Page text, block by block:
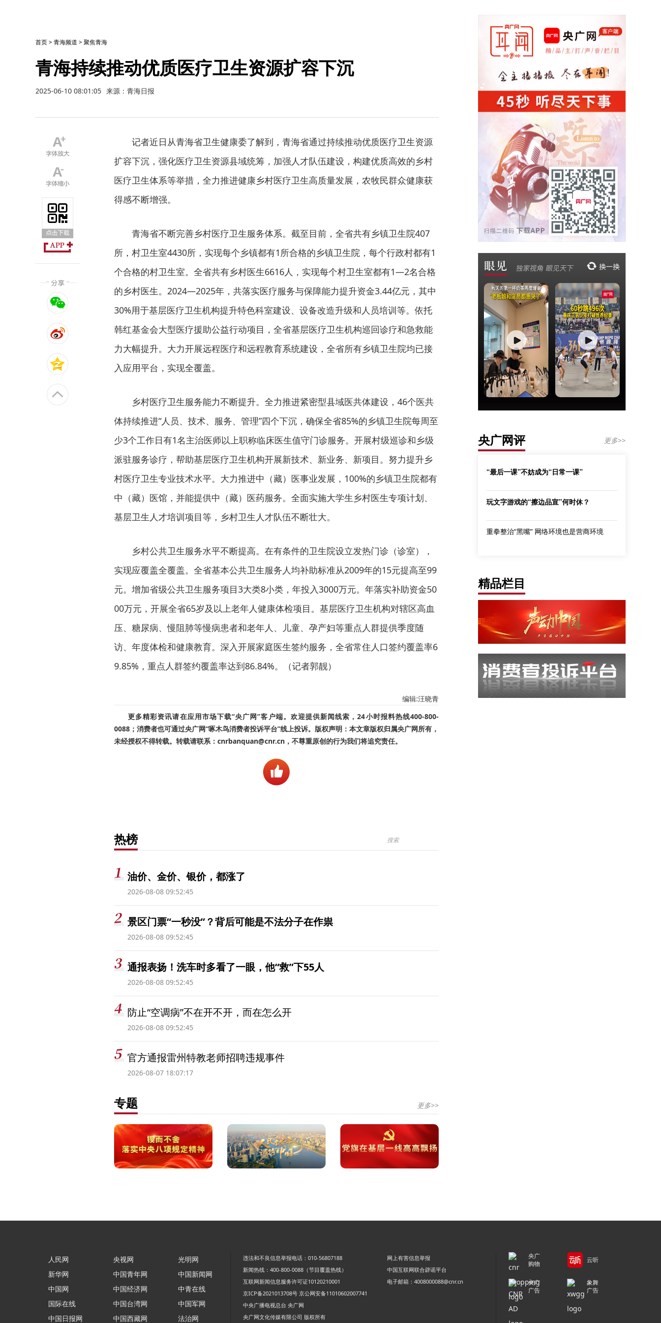
首页>青海频道 >聚焦青海
青海持续推动优质医疗卫生资源扩容下沉
2025-06-10 08:01:05 来源：青海日报
记者近日从青海省卫生健康委了解到，青海省通过持续推动优质医疗卫生资源
扩容下沉，强化医疗卫生资源县域统筹，加强人才队伍建设，构建优质高效的乡村
医疗卫生体系等举措，全力推进健康乡村医疗卫生高质量发展，农牧民群众健康获
得感不断增强。
青海省不断完善乡村医疗卫生服务体系。截至目前，全省共有乡镇卫生院407
所，村卫生室4430所，实现每个乡镇都有1所合格的乡镇卫生院，每个行政村都有1
个合格的村卫生室。全省共有乡村医生6616人，实现每个村卫生室都有1—2名合格
的乡村医生。2024—2025年，共落实医疗服务与保障能力提升资金3.44亿元，其中
30%用于基层医疗卫生机构提升特色科室建设、设备改造升级和人员培训等。依托
韩红基金会大型医疗援助公益行动项目，全省基层医疗卫生机构巡回诊疗和急救能
力大幅提升。大力开展远程医疗和远程教育系统建设，全省所有乡镇卫生院均已接
入应用平台，实现全覆盖。
乡村医疗卫生服务能力不断提升。全力推进紧密型县域医共体建设，46个医共
体持续推进“人员、技术、服务、管理”四个下沉，确保全省85%的乡镇卫生院每周至
少3个工作日有1名主治医师以上职称临床医生值守门诊服务。开展村级巡诊和乡级
派驻服务诊疗，帮助基层医疗卫生机构开展新技术、新业务、新项目。努力提升乡
村医疗卫生专业技术水平。大力推进中（藏）医事业发展，100%的乡镇卫生院都有
中（藏）医馆，并能提供中（藏）医药服务。全面实施大学生乡村医生专项计划、
基层卫生人才培训项目等，乡村卫生人才队伍不断壮大。
乡村公共卫生服务水平不断提高。在有条件的卫生院设立发热门诊（诊室），
实现应覆盖全覆盖。全省基本公共卫生服务人均补助标准从2009年的15元提高至99
元。增加省级公共卫生服务项目3大类8小类，年投入3000万元。年落实补助资金50
00万元，开展全省65岁及以上老年人健康体检项目。基层医疗卫生机构对辖区高血
压、糖尿病、慢阻肺等慢病患者和老年人、儿童、孕产妇等重点人群提供季度随
访、年度体检和健康教育。深入开展家庭医生签约服务，全省常住人口签约覆盖率6
9.85%，重点人群签约覆盖率达到86.84%。（记者郭靓）
编辑:汪晓青
更多精彩资讯请在应用市场下载“央广网”客户端。欢迎提供新闻线索，24小时报料热线400-800-
0088；消费者也可通过央广网“啄木鸟消费者投诉平台”线上投诉。版权声明：本文章版权归属央广网所有，
未经授权不得转载。转载请联系：cnrbanquan@cnr.cn，不尊重原创的行为我们将追究责任。
热榜
油价、金价、银价，都涨了
2026-08-08 09:52:45
景区门票“一秒没”？背后可能是不法分子在作祟
2026-08-08 09:52:45
通报表扬！洗车时多看了一眼，他“救”下55人
2026-08-08 09:52:45
防止“空调病”不在开不开，而在怎么开
2026-08-08 09:52:45
官方通报雷州特教老师招聘违规事件
2026-08-07 18:07:17
专题 更多>>
央广网评 更多>>
“最后一课”不妨成为“日常一课”
玩文字游戏的“擦边品宣”何时休？
重拳整治“黑嘴” 网络环境也是营商环境
精品栏目
人民网
新华网
中国网
国际在线
中国日报网
央视网
中国青年网
中国经济网
中国台湾网
中国西藏网
光明网
中国新闻网
中青在线
中国军网
法治网
违法和不良信息举报电话：010-56807188
网上有害信息举报
新闻热线：400-800-0088（节目覆盖热线）
中国互联网联合辟谣平台
互联网新闻信息服务许可证10120210001
电子邮箱：4008000088@cnr.cn
京ICP备2021013708号 京公网安备11010602007741
中央广播电视总台 央广网
央广网文化传媒有限公司 版权所有
央广
购物
云听
央广
广告
象舞
广告